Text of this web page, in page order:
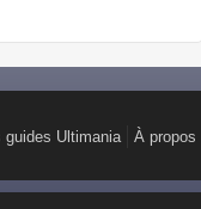
guides Ultimania À propos